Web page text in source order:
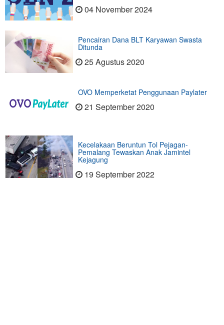
04 November 2024
Pencairan Dana BLT Karyawan Swasta
Ditunda
25 Agustus 2020
OVO Memperketat Penggunaan Paylater
21 September 2020
Kecelakaan Beruntun Tol Pejagan-
Pemalang Tewaskan Anak Jamintel
Kejagung
19 September 2022